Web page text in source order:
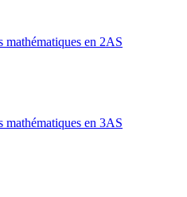
mathématiques en 2AS
mathématiques en 3AS